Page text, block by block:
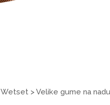
Wetset >Velike gume na